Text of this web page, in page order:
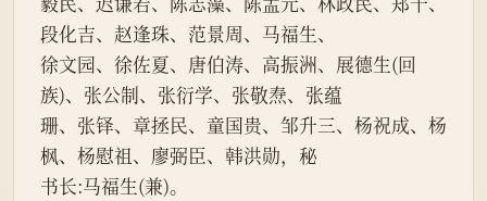
段化吉、赵逢珠、范景周、马福生、
徐文园、徐佐夏、唐伯涛、高振洲、展德生(回
族)、张公制、张衍学、张敬焘、张蕴
珊、张铎、章拯民、童国贵、邹升三、杨祝成、杨
枫、杨慰祖、廖弼臣、韩洪勋，秘
书长:马福生(兼)。